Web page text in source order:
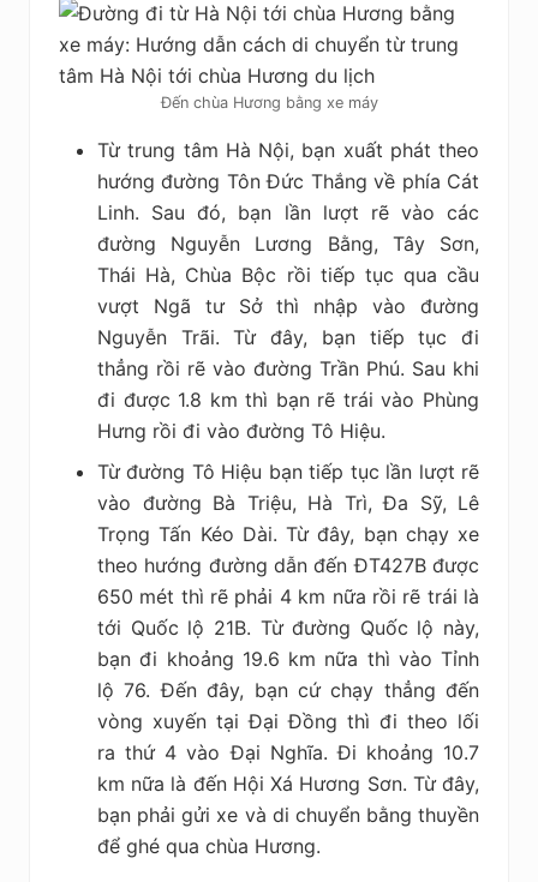
Đến chùa Hương bằng xe máy
Từ trung tâm Hà Nội, bạn xuất phát theo
hướng đường Tôn Đức Thắng về phía Cát
Linh. Sau đó, bạn lần lượt rẽ vào các
đường Nguyễn Lương Bằng, Tây Sơn,
Thái Hà, Chùa Bộc rồi tiếp tục qua cầu
vượt Ngã tư Sở thì nhập vào đường
Nguyễn Trãi. Từ đây, bạn tiếp tục đi
thẳng rồi rẽ vào đường Trần Phú. Sau khi
đi được 1.8 km thì bạn rẽ trái vào Phùng
Hưng rồi đi vào đường Tô Hiệu.
Từ đường Tô Hiệu bạn tiếp tục lần lượt rẽ
vào đường Bà Triệu, Hà Trì, Đa Sỹ, Lê
Trọng Tấn Kéo Dài. Từ đây, bạn chạy xe
theo hướng đường dẫn đến ĐT427B được
650 mét thì rẽ phải 4 km nữa rồi rẽ trái là
tới Quốc lộ 21B. Từ đường Quốc lộ này,
bạn đi khoảng 19.6 km nữa thì vào Tỉnh
lộ 76. Đến đây, bạn cứ chạy thẳng đến
vòng xuyến tại Đại Đồng thì đi theo lối
ra thứ 4 vào Đại Nghĩa. Đi khoảng 10.7
km nữa là đến Hội Xá Hương Sơn. Từ đây,
bạn phải gửi xe và di chuyển bằng thuyền
để ghé qua chùa Hương.